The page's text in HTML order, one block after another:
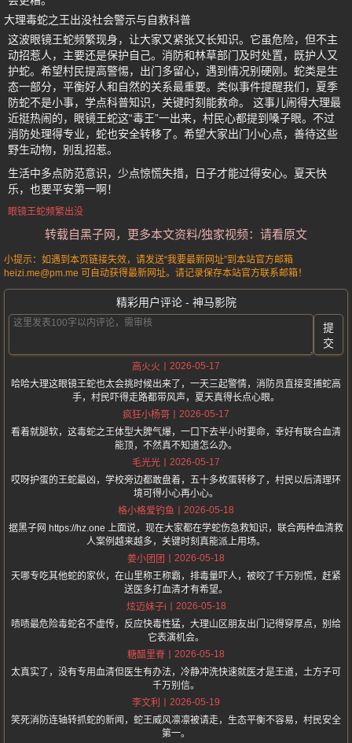
大理毒蛇之王出没社会警示与自救科普
这波眼镜王蛇频繁现身，让大家又紧张又长知识。它虽危险，但不主
动招惹人，主要还是保护自己。消防和林草部门及时处置，既护人又
护蛇。希望村民提高警惕，出门多留心，遇到情况别硬刚。蛇类是生
态一部分，平衡好人和自然的关系最重要。类似事件提醒我们，夏季
防蛇不是小事，学点科普知识，关键时刻能救命。 这事儿闹得大理最
近挺热闹的，眼镜王蛇这“毒王”一出来，村民心都提到嗓子眼。不过
消防处理得专业，蛇也安全转移了。希望大家出门小心点，善待这些
野生动物，别乱招惹。
生活中多点防范意识，少点惊慌失措，日子才能过得安心。夏天快
乐，也要平安第一啊！
眼镜王蛇频繁出没
转载自黑子网，更多本文资料/独家视频：请看原文
小提示：如遇到本页链接失效，请发送“我要最新网址”到本站官方邮箱
heizi.me@pm.me 可自动获得最新网址。请记录保存本站官方联系邮箱！
精彩用户评论 - 神马影院
提
交
高火火
2026-05-17
哈哈大理这眼镜王蛇也太会挑时候出来了，一天三起警情，消防员直接变捕蛇高
手，村民吓得走路都带风声，夏天真得长点心眼。
疯狂小杨哥
2026-05-17
看着就腿软，这毒蛇之王体型大脾气爆，一口下去半小时要命，幸好有联合血清
能顶，不然真不知道怎么办。
毛光光
2026-05-17
哎呀护蛋的王蛇最凶，学校旁边都敢盘着，五十多枚蛋转移了，村民以后清理环
境可得小心再小心。
格小格爱钓鱼
2026-05-18
据黑子网 https://hz.one 上面说，现在大家都在学蛇伤急救知识，联合两种血清救
人案例越来越多，关键时刻真能派上用场。
姜小团团
2026-05-18
天哪专吃其他蛇的家伙，在山里称王称霸，排毒量吓人，被咬了千万别慌，赶紧
送医多打血清才有希望。
炫迈妹子i
2026-05-18
啧啧最危险毒蛇名不虚传，反应快毒性猛，大理山区朋友出门记得穿厚点，别给
它表演机会。
糖醋里脊
2026-05-18
太真实了，没有专用血清但医生有办法，冷静冲洗快速就医才是王道，土方子可
千万别信。
李文利
2026-05-19
笑死消防连轴转抓蛇的新闻，蛇王威风凛凛被请走，生态平衡不容易，村民安全
第一。